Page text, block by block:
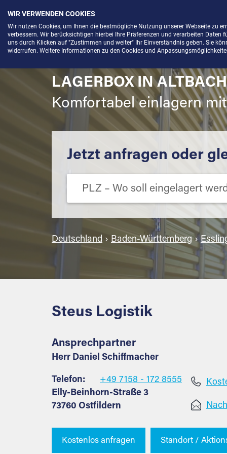
Menü
LAGERBOX IN
Komfortabel einlagern
Jetzt anfragen oder
Deutschland › Baden-Württemberg ›
Steus Logistik
Ansprechpartner
Herr Daniel Schiffmacher
Telefon:
+49 7158 - 172 8555
Elly-Beinhorn-Straße 3
73760 Ostfildern
Kostenlos anfragen Standort /
WIR VERWENDEN COOKIES
Wir nutzen Cookies, um Ihnen die bestmögliche Nutzung unserer Webseite zu
verbessern. Wir berücksichtigen hierbei Ihre Präferenzen und verarbeiten
uns durch Klicken auf "Zustimmen und weiter" Ihr Einverständnis geben. Sie
widerrufen. Weitere Informationen zu den Cookies und